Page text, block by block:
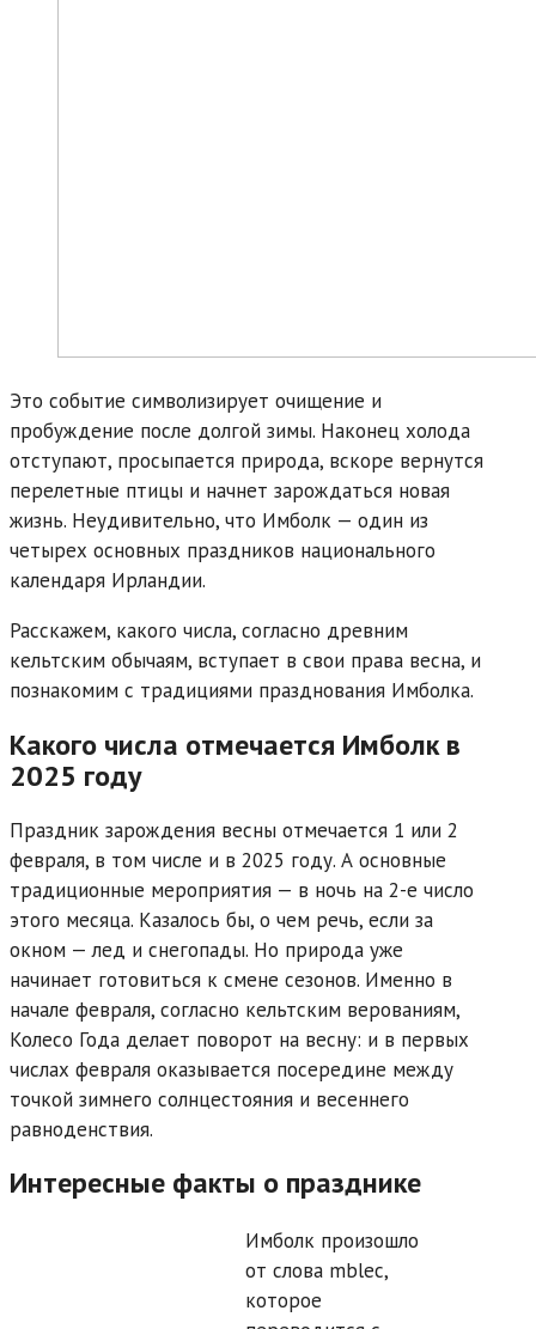
Это событие символизирует очищение и
пробуждение после долгой зимы. Наконец холода
отступают, просыпается природа, вскоре вернутся
перелетные птицы и начнет зарождаться новая
жизнь. Неудивительно, что Имболк — один из
четырех основных праздников национального
календаря Ирландии.
Расскажем, какого числа, согласно древним
кельтским обычаям, вступает в свои права весна, и
познакомим с традициями празднования Имболка.
Какого числа отмечается Имболк в
2025 году
Праздник зарождения весны отмечается 1 или 2
февраля, в том числе и в 2025 году. А основные
традиционные мероприятия — в ночь на 2-е число
этого месяца. Казалось бы, о чем речь, если за
окном — лед и снегопады. Но природа уже
начинает готовиться к смене сезонов. Именно в
начале февраля, согласно кельтским верованиям,
Колесо Года делает поворот на весну: и в первых
числах февраля оказывается посередине между
точкой зимнего солнцестояния и весеннего
равноденствия.
Интересные факты о празднике
Имболк произошло
от слова mblec,
которое